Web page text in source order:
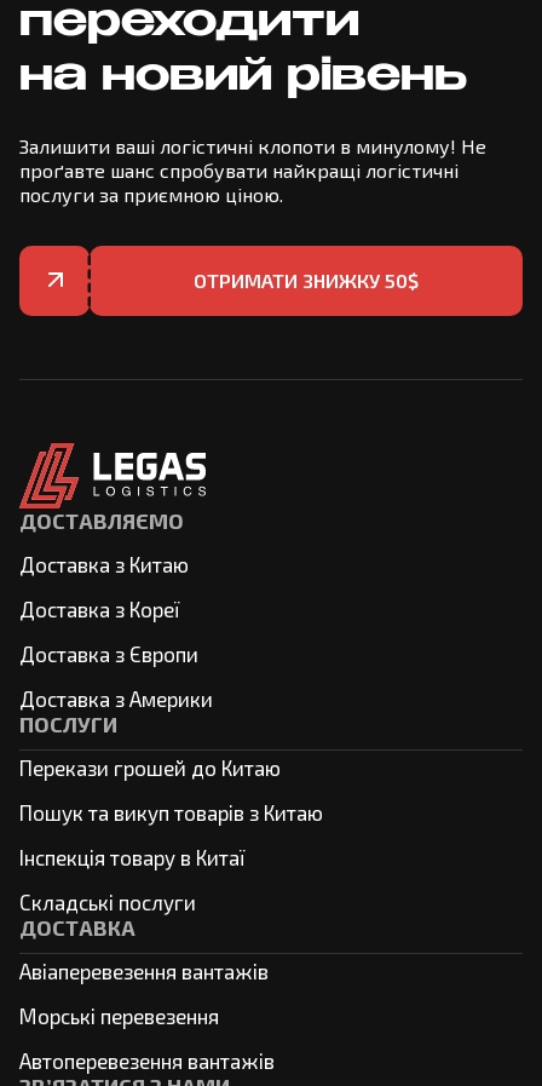
переходити
на новий рівень
Залишити ваші логістичні клопоти в минулому! Не
проґавте шанс спробувати найкращі логістичні
послуги за приємною ціною.
ОТРИМАТИ ЗНИЖКУ 50$
ДОСТАВЛЯЄМО
Доставка з Китаю
Доставка з Кореї
Доставка з Європи
Доставка з Америки
ПОСЛУГИ
Перекази грошей до Китаю
Пошук та викуп товарів з Китаю
Інспекція товару в Китаї
Складські послуги
ДОСТАВКА
Авіаперевезення вантажів
Морські перевезення
Автоперевезення вантажів